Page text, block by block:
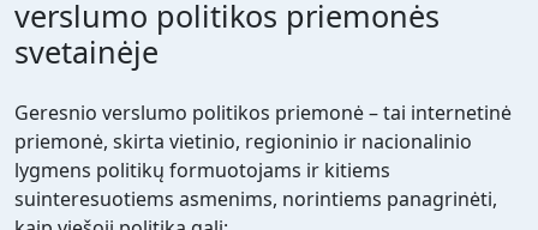
verslumo politikos priemonės
svetainėje
Geresnio verslumo politikos priemonė – tai internetinė
priemonė, skirta vietinio, regioninio ir nacionalinio
lygmens politikų formuotojams ir kitiems
suinteresuotiems asmenims, norintiems panagrinėti,